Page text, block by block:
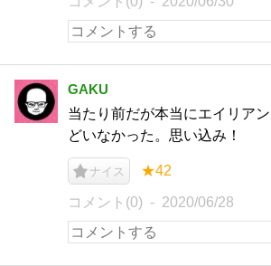
GAKU
当たり前だが本当にエイリア
どいなかった。思い込み！
ナイス ★42
コメント(0) 2020/06/28